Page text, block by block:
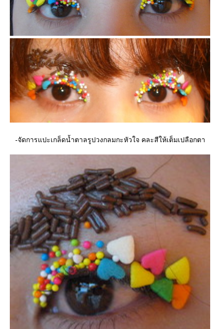
-จัดการแปะเกล็ดน้ำตาลรูปวงกลมกะหัวใจ คละสีให้เต็มเปลือกตา